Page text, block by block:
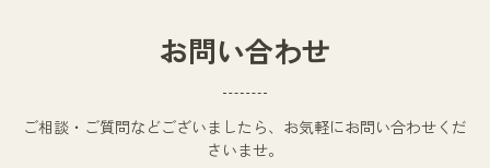
お問い合わせ
ご相談・ご質問などございましたら、お気軽にお問い合わせくだ
さいませ。